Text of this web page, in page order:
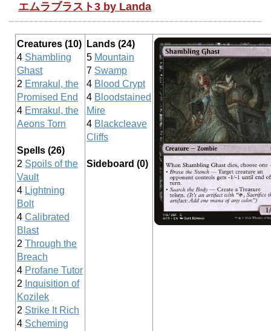
エムラブラスト3 by Landa
Creatures (10)
4 Shambling
Ghast
2 Emrakul, the
Promised End
4 Emrakul, the
Aeons Torn
Spells (26)
2 Spoils of the
Vault
4 Lightning
Bolt
4 Calibrated
Blast
2 Through the
Breach
4 Profane Tutor
2 Inquisition of
Kozilek
2 Strike It Rich
4 Scheming
Lands (24)
5 Mountain
7 Swamp
4 Blood Crypt
4 Bloodstained
Mire
4 Blackcleave
Cliffs
Sideboard (0)